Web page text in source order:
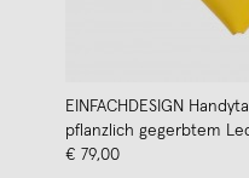
EINFACHDESIGN
pflanzlich gegerbtem
€ 79,00